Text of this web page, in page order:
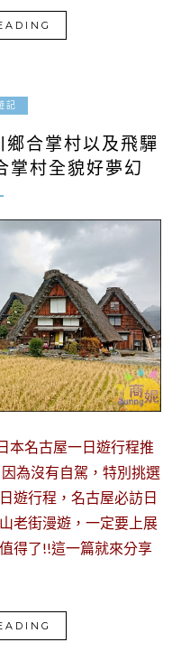
記
合掌村以及飛驒
掌村全貌好夢幻
本名古屋一日遊行程推
為沒有自駕，特別挑選
遊行程，名古屋必訪日
老街漫遊，一定要上展
得了!!這一篇就來分享